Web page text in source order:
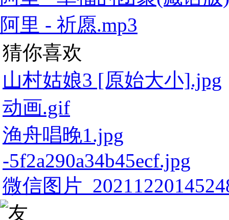
阿里 - 祈愿.mp3
猜你喜欢
山村姑娘3 [原始大小].jpg
动画.gif
渔舟唱晚1.jpg
-5f2a290a34b45ecf.jpg
微信图片